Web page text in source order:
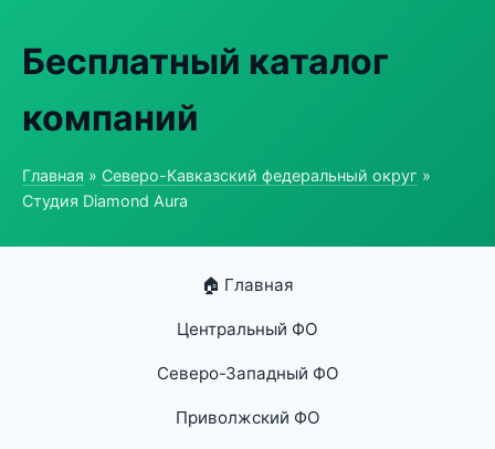
Бесплатный каталог
компаний
Главная » Северо-Кавказский федеральный округ »
Студия Diamond Aura
🏠 Главная
Центральный ФО
Северо-Западный ФО
Приволжский ФО